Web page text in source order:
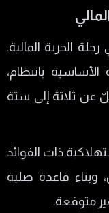
الحرية المالية.
بانتظام،
عن ثلاثة إلى ستة
ذات الفوائد
وبناء قاعدة صلبة
متوقعة.